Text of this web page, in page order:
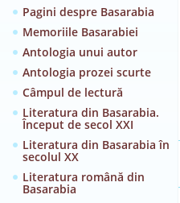
Pagini despre Basarabia
Memoriile Basarabiei
Antologia unui autor
Antologia prozei scurte
Câmpul de lectură
Literatura din Basarabia.
Început de secol XXI
Literatura din Basarabia în
secolul XX
Literatura română din
Basarabia